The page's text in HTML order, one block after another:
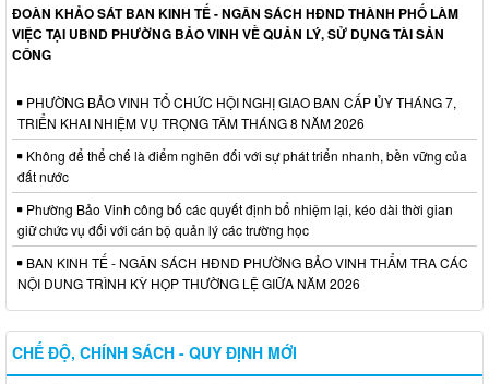
ĐOÀN KHẢO SÁT BAN KINH TẾ - NGÂN SÁCH HĐND THÀNH PHỐ LÀM
VIỆC TẠI UBND PHƯỜNG BẢO VINH VỀ QUẢN LÝ, SỬ DỤNG TÀI SẢN
CÔNG
PHƯỜNG BẢO VINH TỔ CHỨC HỘI NGHỊ GIAO BAN CẤP ỦY THÁNG 7,
TRIỂN KHAI NHIỆM VỤ TRỌNG TÂM THÁNG 8 NĂM 2026
Không để thể chế là điểm nghẽn đối với sự phát triển nhanh, bền vững của
đất nước
Phường Bảo Vinh công bố các quyết định bổ nhiệm lại, kéo dài thời gian
giữ chức vụ đối với cán bộ quản lý các trường học
BAN KINH TẾ - NGÂN SÁCH HĐND PHƯỜNG BẢO VINH THẨM TRA CÁC
NỘI DUNG TRÌNH KỲ HỌP THƯỜNG LỆ GIỮA NĂM 2026
CHẾ ĐỘ, CHÍNH SÁCH - QUY ĐỊNH MỚI